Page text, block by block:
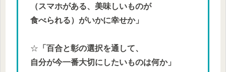
（スマホがある、美味しいものが
食べられる）がいかに幸せか」
☆ 「百合と彰の選択を通して、
自分が今一番大切にしたいものは何か」